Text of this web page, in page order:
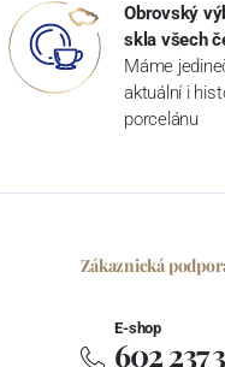
Obrovský
skla všech
Máme
aktuální i
porcelánu
Zákaznická
E-shop
602 237